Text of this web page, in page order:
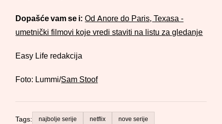
Dopašće vam se i: Od Anore do Paris, Texasa -
umetnički filmovi koje vredi staviti na listu za gledanje
Easy Life redakcija
Foto: Lummi/Sam Stoof
Tags: najbolje serije netflix nove serije